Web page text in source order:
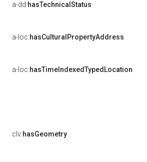
a-dd:hasTechnicalStatus
a-loc:hasCulturalPropertyAddress
a-loc:hasTimeIndexedTypedLocation
clv:hasGeometry